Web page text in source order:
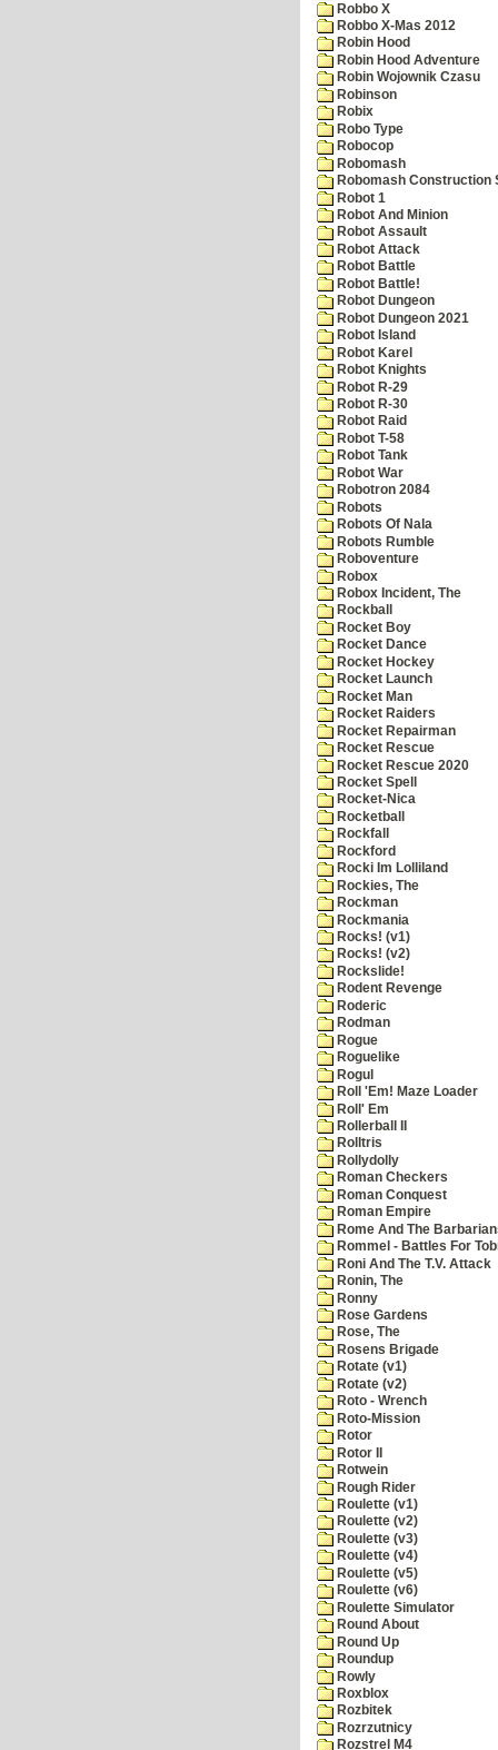
Robbo X
Robbo X-Mas 2012
Robin Hood
Robin Hood Adventure
Robin Wojownik Czasu
Robinson
Robix
Robo Type
Robocop
Robomash
Robomash Construction
Robot 1
Robot And Minion
Robot Assault
Robot Attack
Robot Battle
Robot Battle!
Robot Dungeon
Robot Dungeon 2021
Robot Island
Robot Karel
Robot Knights
Robot R-29
Robot R-30
Robot Raid
Robot T-58
Robot Tank
Robot War
Robotron 2084
Robots
Robots Of Nala
Robots Rumble
Roboventure
Robox
Robox Incident, The
Rockball
Rocket Boy
Rocket Dance
Rocket Hockey
Rocket Launch
Rocket Man
Rocket Raiders
Rocket Repairman
Rocket Rescue
Rocket Rescue 2020
Rocket Spell
Rocket-Nica
Rocketball
Rockfall
Rockford
Rocki Im Lolliland
Rockies, The
Rockman
Rockmania
Rocks! (v1)
Rocks! (v2)
Rockslide!
Rodent Revenge
Roderic
Rodman
Rogue
Roguelike
Rogul
Roll 'Em! Maze Loader
Roll' Em
Rollerball II
Rolltris
Rollydolly
Roman Checkers
Roman Conquest
Roman Empire
Rome And The
Rommel - Battles For
Roni And The T.V. Attack
Ronin, The
Ronny
Rose Gardens
Rose, The
Rosens Brigade
Rotate (v1)
Rotate (v2)
Roto - Wrench
Roto-Mission
Rotor
Rotor II
Rotwein
Rough Rider
Roulette (v1)
Roulette (v2)
Roulette (v3)
Roulette (v4)
Roulette (v5)
Roulette (v6)
Roulette Simulator
Round About
Round Up
Roundup
Rowly
Roxblox
Rozbitek
Rozrzutnicy
Rozstrel M4